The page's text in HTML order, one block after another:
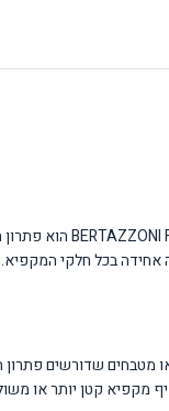
אחידה בכל חלקי
מטבחים שדורשים פתרון
מקפיא קטן יותר או